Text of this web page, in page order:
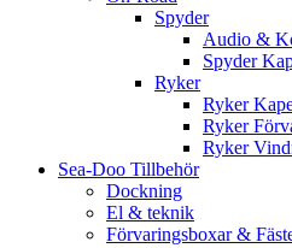
Spyder
Audio &
Spyder
Ryker
Ryker
Ryker
Ryker
Sea-Doo Tillbehör
Dockning
El & teknik
Förvaringsboxar &